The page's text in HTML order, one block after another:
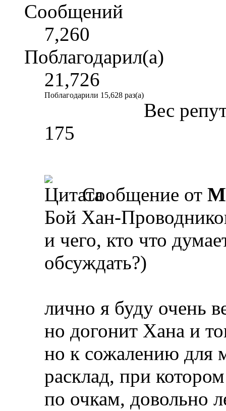
Сообщений
7,260
Поблагодарил(а)
21,726
Поблагодарили 15,628 раз(а)
Вес
175
Сообщение от
Бой Хан-
и чего, кто что
обсуждать?)
лично я буду очень
но догонит Хана и
но к сожалению для
расклад, при
по очкам, довольно